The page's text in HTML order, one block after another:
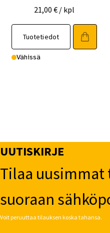
21,00 € / kpl
Tuotetiedot
Vähissä
UUTISKIRJE
Tilaa
suoraan
Voit peruuttaa tilauksen koska tahansa.